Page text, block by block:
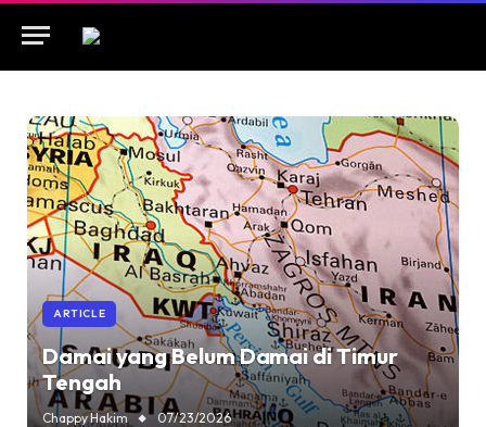
ARTICLE
Damai yang Belum Damai di Timur
Tengah
Chappy Hakim 07/23/2026